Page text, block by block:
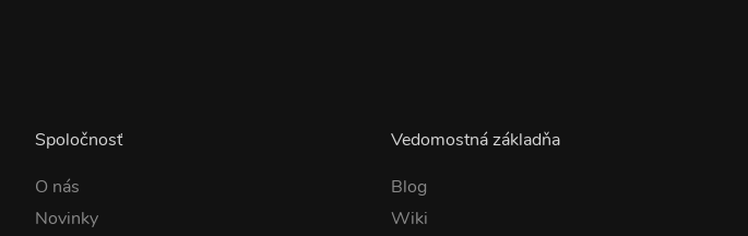
Spoločnosť
O nás
Novinky
Vedomostná základňa
Blog
Wiki